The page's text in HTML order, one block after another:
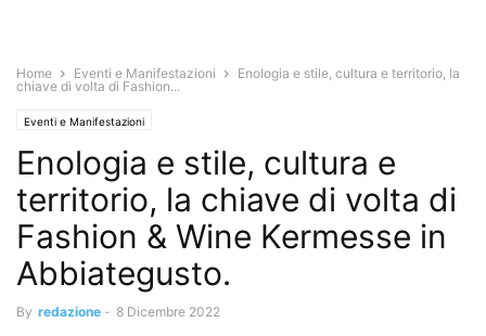
Home Eventi e Manifestazioni
Enologia e stile, cultura e territorio, la
chiave di volta di Fashion...
Eventi e Manifestazioni
Enologia e stile, cultura e
territorio, la chiave di volta di
Fashion & Wine Kermesse in
Abbiategusto.
By redazione - 8 Dicembre 2022